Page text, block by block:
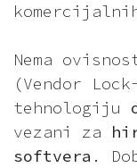
Nema
(Vendor
tehnologiju
vezani za
softvera .